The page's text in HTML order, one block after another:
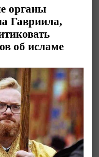
органы
Гавриила,
об исламе